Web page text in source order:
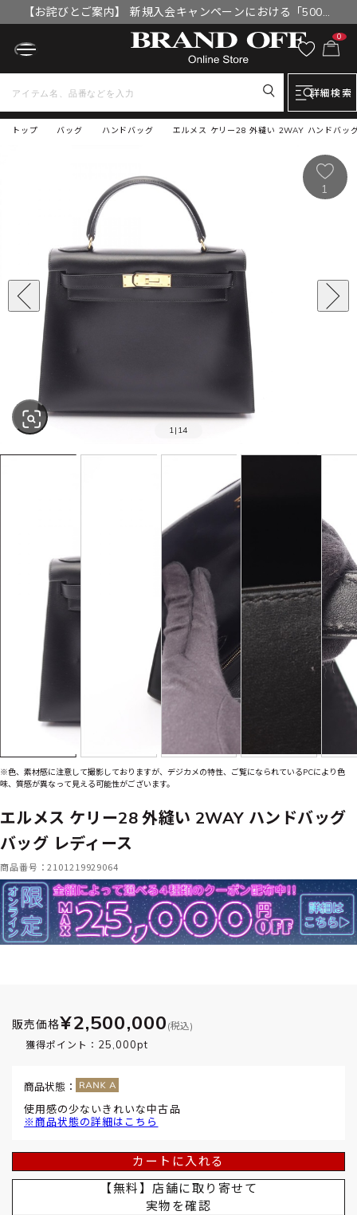
【お詫びとご案内】 新規入会キャンペーンにおける「500円
OFFクーポン」付与漏れと補填について
0
詳細検索
トップ エルメス ケリー28 外縫い 2WAY ハンドバッ
バッグ ハンドバッグ
1 | 14
1
※色、素材感に注意して撮影しておりますが、デジカメの特性、ご覧になられているPCにより色
味、質感が異なって見える可能性がございます。
エルメス ケリー28 外縫い 2WAY ハンドバッグ
バッグ レディース
商品番号：2101219929064
販売価格¥2,500,000 (税込)
獲得ポイント： 25,000pt
商品状態：
使用感の少ないきれいな中古品
※商品状態の詳細はこちら
カートに入れる
【無料】店舗に取り寄せて
実物を確認